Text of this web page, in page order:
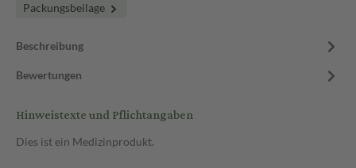
Packungsbeilage
Beschreibung
Bewertungen
Hinweistexte und Pflichtangaben
Dies ist ein Medizinprodukt.